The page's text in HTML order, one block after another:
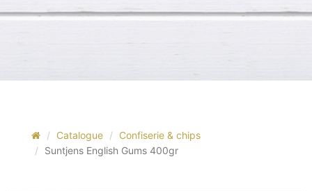
Catalogue
Confiserie & chips
Suntjens English Gums 400gr